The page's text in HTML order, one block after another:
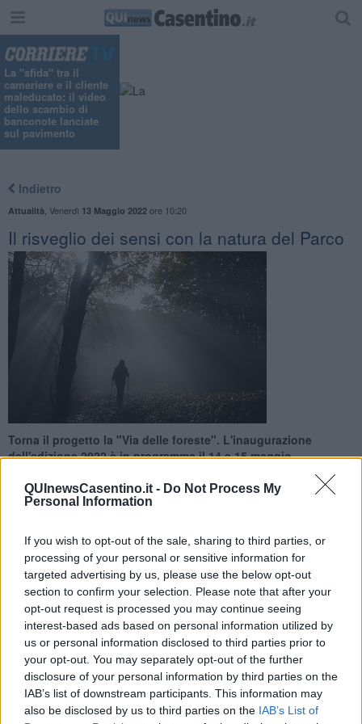
QUInewsCasentino.it - Do Not Process My
Personal Information
If you wish to opt-out of the sale, sharing to third parties, or
processing of your personal or sensitive information for
targeted advertising by us, please use the below opt-out
section to confirm your selection. Please note that after your
opt-out request is processed you may continue seeing
interest-based ads based on personal information utilized by
us or personal information disclosed to third parties prior to
your opt-out. You may separately opt-out of the further
disclosure of your personal information by third parties on the
IAB’s list of downstream participants. This information may
also be disclosed by us to third parties on the IAB’s List of
La "sfida" tra il
cameriere e il cliente
maleducato: il video
dello scambio di
banconote lanciate
sul pavimento
Indietro
Attualità Venerdì 13 Maggio 2022ore 10:20
Il risveglio dei sensi con la natura del Parco
Torna il progetto la "Via delle foreste". L'inaugurazione
dell'edizione 2022 è in programma il 14 e 15 maggio
CASENTINO —La"Via delle foreste", progetto che nasce da
un'idea di Enrica Bortolazzi con la supervisione scientifica di Franco
Berrino, fondatori dell’associazione "La grande via", nasce in
collaborazione con il parco nazionale delle Foreste casentinesi.
Il programma 2022 di forest bathing “La Via delle foreste” inaugura
il 14 e il 15 maggio, con il primo appuntamento, dove i partecipanti
saranno affiancati nell’esperienza da tre guide speciali: Italo
Bertolasi, fotografo, conosciuto per la collezione “I vagabondi del
Dharma”, lungo la via dell’Oriente, e per i suoi racconti di culture
sciamaniche himalayane, cinesi e giapponesi; Marcella Danon,